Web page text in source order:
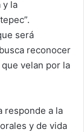
y la
será
reconocer
velan por la
responde a la
y de vida